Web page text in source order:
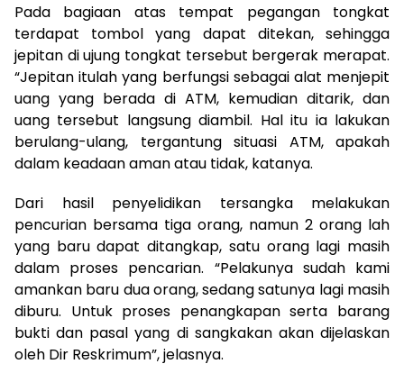
Pada bagiaan atas tempat pegangan tongkat
terdapat tombol yang dapat ditekan, sehingga
jepitan di ujung tongkat tersebut bergerak merapat.
“Jepitan itulah yang berfungsi sebagai alat menjepit
uang yang berada di ATM, kemudian ditarik, dan
uang tersebut langsung diambil. Hal itu ia lakukan
berulang-ulang, tergantung situasi ATM, apakah
dalam keadaan aman atau tidak, katanya.
Dari hasil penyelidikan tersangka melakukan
pencurian bersama tiga orang, namun 2 orang lah
yang baru dapat ditangkap, satu orang lagi masih
dalam proses pencarian. “Pelakunya sudah kami
amankan baru dua orang, sedang satunya lagi masih
diburu. Untuk proses penangkapan serta barang
bukti dan pasal yang di sangkakan akan dijelaskan
oleh Dir Reskrimum”, jelasnya.